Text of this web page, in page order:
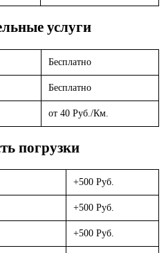
услуги
Бесплатно
Бесплатно
от 40 Руб./Км.
погрузки
+500 Руб.
+500 Руб.
+500 Руб.